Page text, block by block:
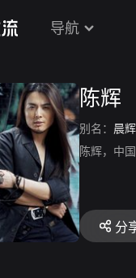
导航
陈辉
别名： 晨辉
陈辉，中
分